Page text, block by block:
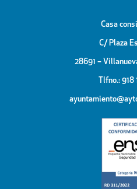
Casa
C/ Plaza
28691 –
Tlfno.: 918